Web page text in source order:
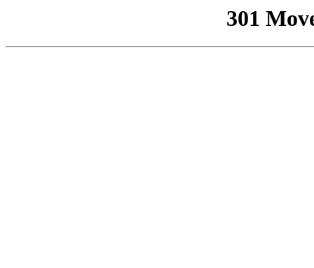
301